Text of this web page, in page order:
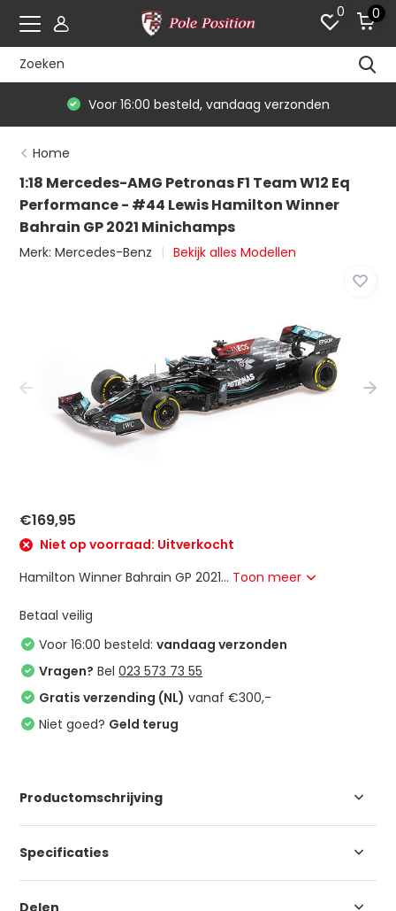
0 0
Voor 16:00 besteld, vandaag verzonden
Home
1:18 Mercedes-AMG Petronas F1 Team W12 Eq
Performance - #44 Lewis Hamilton Winner
Bahrain GP 2021 Minichamps
Merk:Mercedes-Benz Bekijk alles Modellen
€169,95
Niet op voorraad: Uitverkocht
Hamilton Winner Bahrain GP 2021... Toon meer
Betaal veilig
Voor 16:00 besteld:vandaag verzonden
Vragen? Bel023 573 73 55
Gratis verzending (NL) vanaf €300,-
Niet goed? Geld terug
Productomschrijving
Specificaties
Delen